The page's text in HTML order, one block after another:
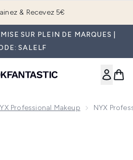
& Recevez 5€
SUR PLEIN DE MARQUES |
SALELF
Professional Makeup NYX